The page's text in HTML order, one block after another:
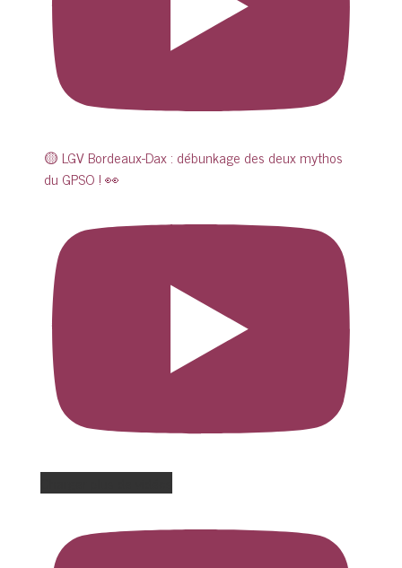
🟡 LGV Bordeaux-Dax : débunkage des deux mythos
du GPSO ! 👀